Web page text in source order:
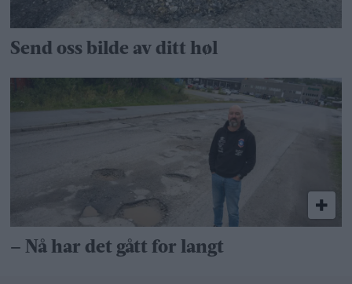
Send oss bilde av ditt høl
– Nå har det gått for langt